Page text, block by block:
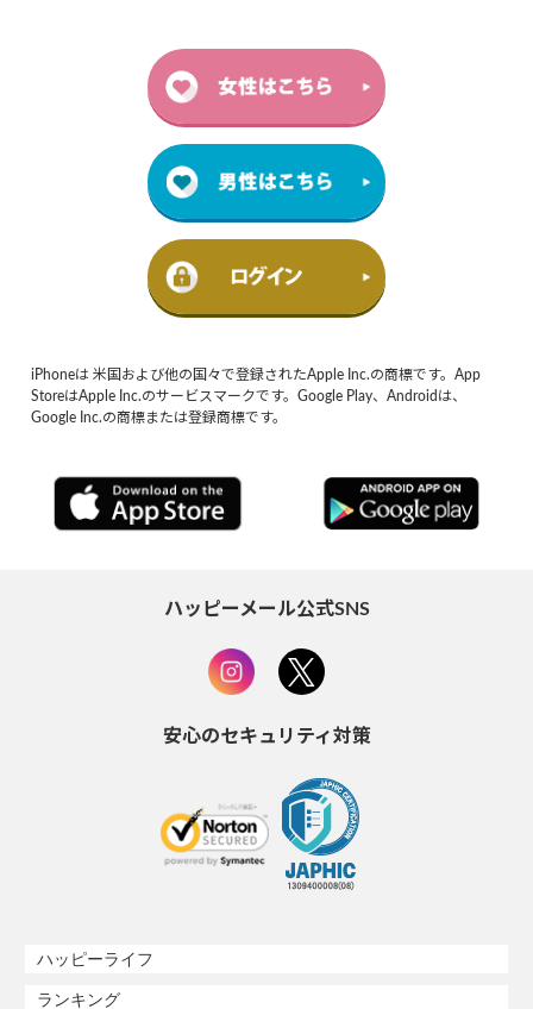
iPhoneは 米国および他の国々で登録されたApple Inc.の商標です。App
StoreはApple Inc.のサービスマークです。Google Play、Androidは、
Google Inc.の商標または登録商標です。
ハッピーメール公式SNS
安心のセキュリティ対策
ハッピーライフ
ランキング